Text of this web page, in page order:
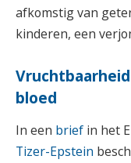
afkomstig van
kinderen, een
bloed
In een brief in het
Tizer-Epstein